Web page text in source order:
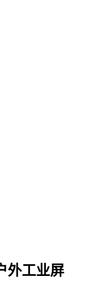
外工业屏